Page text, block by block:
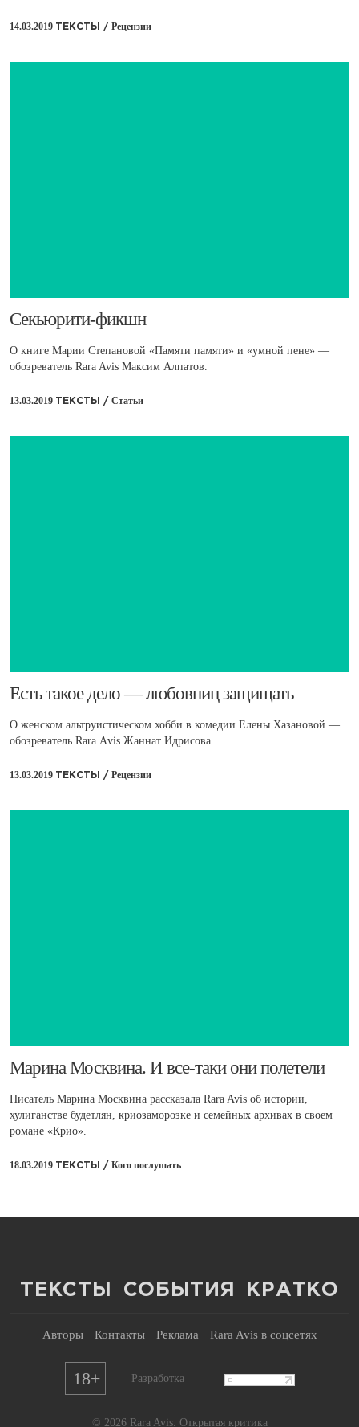
14.03.2019 ТЕКСТЫ / Рецензии
​Секьюрити-фикшн
О книге Марии Степановой «Памяти памяти» и «умной пене» —
обозреватель Rara Avis Максим Алпатов.
13.03.2019 ТЕКСТЫ / Статьи
​Есть такое дело — любовниц защищать
О женском альтруистическом хобби в комедии Елены Хазановой —
обозреватель Rara Аvis Жаннат Идрисова.
13.03.2019 ТЕКСТЫ / Рецензии
Марина Москвина. И все-таки они полетели
Писатель Марина Москвина рассказала Rara Avis об истории,
хулиганстве будетлян, криозаморозке и семейных архивах в своем
романе «Крио».
18.03.2019 ТЕКСТЫ / Кого послушать
ТЕКСТЫ СОБЫТИЯ КРАТКО
Авторы Контакты Реклама Rara Avis в соцсетях
18+ Разработка
© 2026 Rara Avis. Открытая критика